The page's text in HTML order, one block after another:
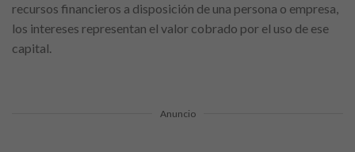
recursos financieros a disposición de una persona o empresa,
los intereses representan el valor cobrado por el uso de ese
capital.
Anuncio